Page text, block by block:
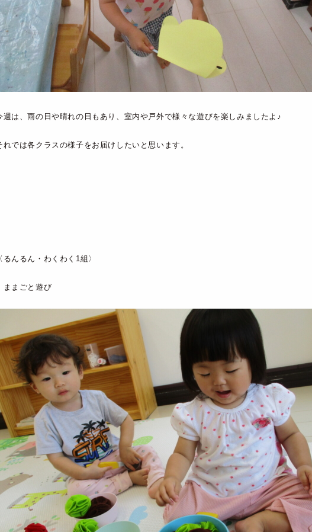
週は、雨の日や晴れの日もあり、室内や戸外で様々な遊びを楽しみましたよ♪
れでは各クラスの様子をお届けしたいと思います。
〈るんるん・わくわく1組〉
ままごと遊び